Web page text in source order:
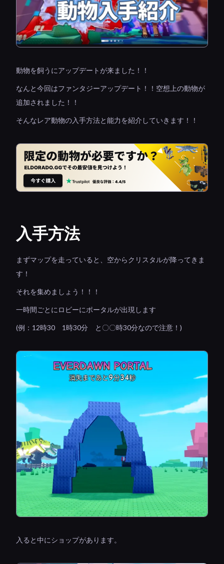
動物を飼うにアップデートが来ました！！
なんと今回はファンタジーアップデート！！空想上の動物が
追加されました！！
そんなレア動物の入手方法と能力を紹介していきます！！
入手方法
まずマップを走っていると、空からクリスタルが降ってきま
す！
それを集めましょう！！！
一時間ごとにロビーにポータルが出現します
(例：12時30 1時30分 と〇〇時30分なので注意！)
入ると中にショップがあります。